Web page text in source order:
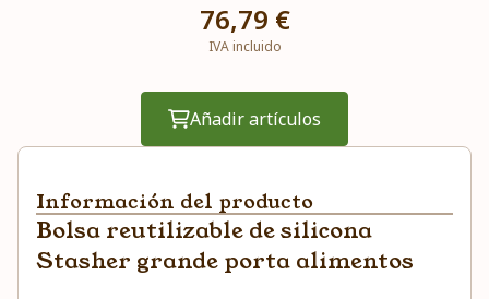
76,79 €
IVA incluido
Añadir artículos
Información del producto
Bolsa reutilizable de silicona
Stasher grande porta alimentos